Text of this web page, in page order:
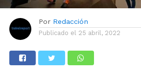
Por Redacción
Publicado el 25 abril, 2022